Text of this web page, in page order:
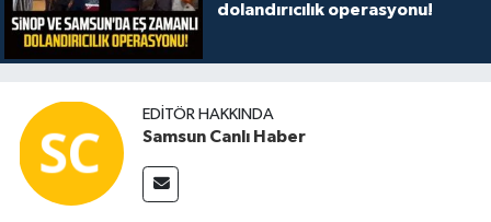
dolandırıcılık operasyonu!
EDITÖR HAKKINDA
Samsun Canlı Haber